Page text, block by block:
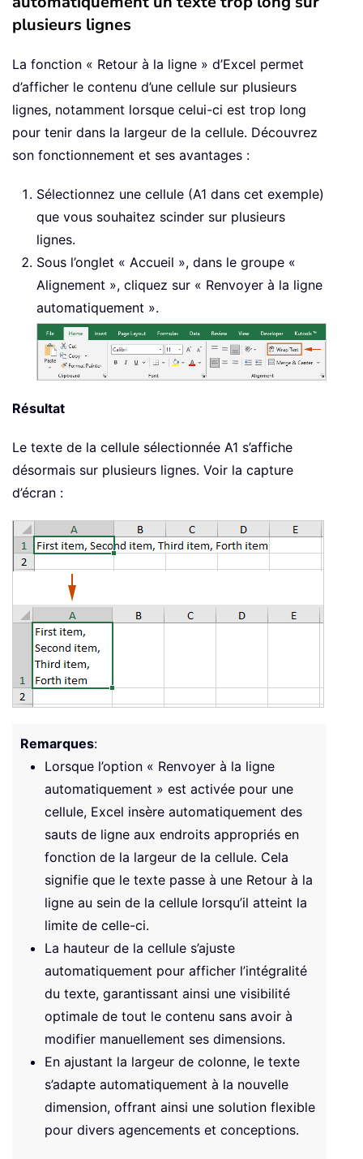
plusieurs lignes
La fonction « Retour à la ligne » d’Excel permet
d’afficher le contenu d’une cellule sur plusieurs
lignes, notamment lorsque celui-ci est trop long
pour tenir dans la largeur de la cellule. Découvrez
son fonctionnement et ses avantages :
Sélectionnez une cellule (A1 dans cet exemple)
que vous souhaitez scinder sur plusieurs
lignes.
Sous l’onglet « Accueil », dans le groupe «
Alignement », cliquez sur « Renvoyer à la ligne
automatiquement ».
Résultat
Le texte de la cellule sélectionnée A1 s’affiche
désormais sur plusieurs lignes. Voir la capture
d’écran :
Remarques:
Lorsque l’option « Renvoyer à la ligne
automatiquement » est activée pour une
cellule, Excel insère automatiquement des
sauts de ligne aux endroits appropriés en
fonction de la largeur de la cellule. Cela
signifie que le texte passe à une Retour à la
ligne au sein de la cellule lorsqu’il atteint la
limite de celle-ci.
La hauteur de la cellule s’ajuste
automatiquement pour afficher l’intégralité
du texte, garantissant ainsi une visibilité
optimale de tout le contenu sans avoir à
modifier manuellement ses dimensions.
En ajustant la largeur de colonne, le texte
s’adapte automatiquement à la nouvelle
dimension, offrant ainsi une solution flexible
pour divers agencements et conceptions.